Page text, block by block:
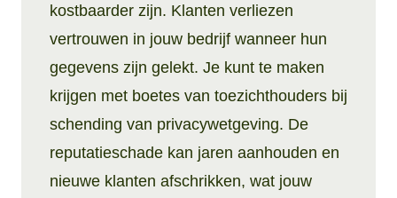
kostbaarder zijn. Klanten verliezen
vertrouwen in jouw bedrijf wanneer hun
gegevens zijn gelekt. Je kunt te maken
krijgen met boetes van toezichthouders bij
schending van privacywetgeving. De
reputatieschade kan jaren aanhouden en
nieuwe klanten afschrikken, wat jouw